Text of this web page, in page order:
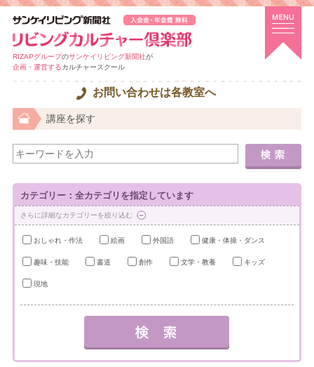
RIZAPグループのサンケイリビング新聞社が
企画・運営するカルチャースクール
お問い合わせは各教室へ
講座を探す
カテゴリー：全カテゴリを指定しています
さらに詳細なカテゴリーを絞り込む
おしゃれ・作法 絵画 外国語 健康・体操・ダンス
趣味・技能 書道 創作 文学・教養 キッズ
現地